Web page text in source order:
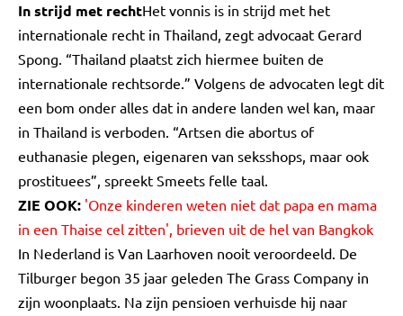
In strijd met rechtHet vonnis is in strijd met het
internationale recht in Thailand, zegt advocaat Gerard
Spong. “Thailand plaatst zich hiermee buiten de
internationale rechtsorde.” Volgens de advocaten legt dit
een bom onder alles dat in andere landen wel kan, maar
in Thailand is verboden. “Artsen die abortus of
euthanasie plegen, eigenaren van seksshops, maar ook
prostituees”, spreekt Smeets felle taal.
ZIE OOK: 'Onze kinderen weten niet dat papa en mama
in een Thaise cel zitten', brieven uit de hel van Bangkok
In Nederland is Van Laarhoven nooit veroordeeld. De
Tilburger begon 35 jaar geleden The Grass Company in
zijn woonplaats. Na zijn pensioen verhuisde hij naar